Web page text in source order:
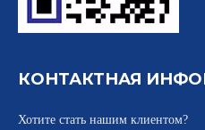
КОНТАКТНАЯ
Хотите стать нашим клиентом?